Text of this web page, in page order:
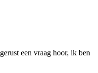
een vraag hoor, ik ben